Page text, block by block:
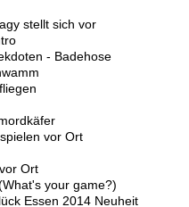
stellt sich vor
- Badehose
vor Ort
Ort
your game?)
Essen 2014 Neuheit